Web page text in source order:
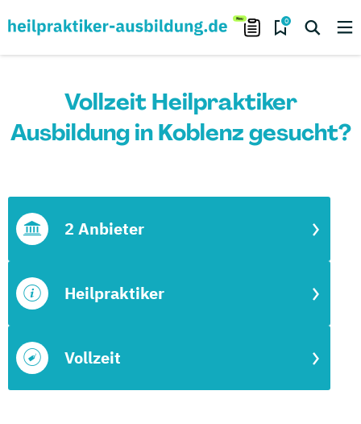
0
Vollzeit Heilpraktiker
Ausbildung in Koblenz gesucht?
Vollzeit
Heilpraktiker
2 Anbieter